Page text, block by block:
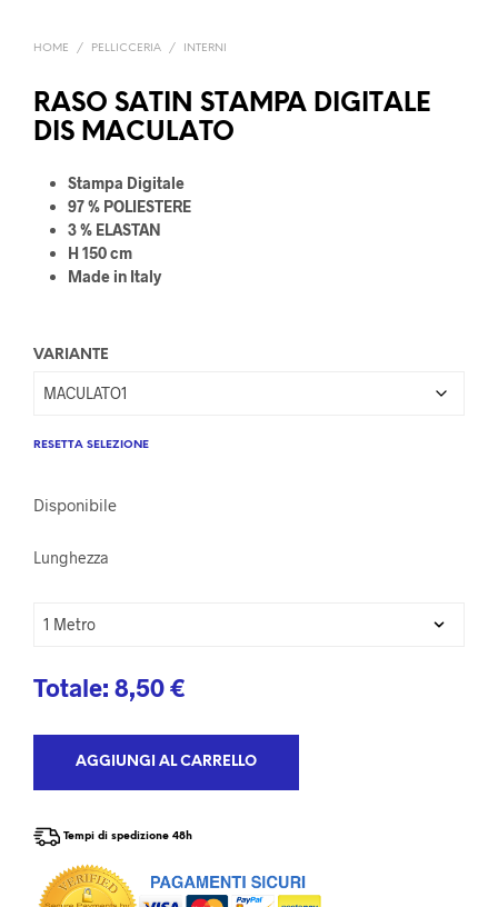
HOME / PELLICCERIA / INTERNI
RASO SATIN STAMPA DIGITALE
DIS MACULATO
Stampa Digitale
97 % POLIESTERE
3 % ELASTAN
H 150 cm
Made in Italy
VARIANTE
RESETTA SELEZIONE
Disponibile
Lunghezza
Totale: 8,50€
AGGIUNGI AL CARRELLO
Tempi di spedizione 48h